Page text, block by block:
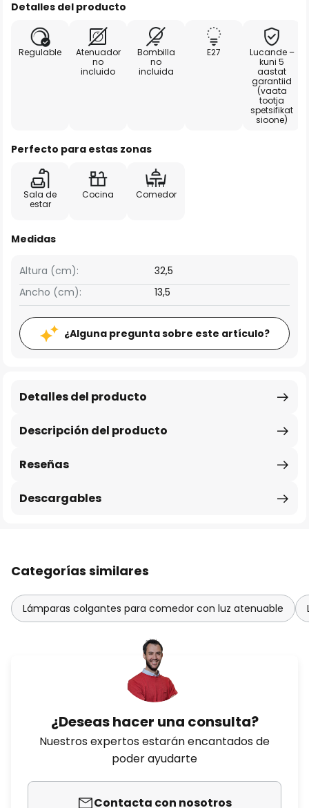
Detalles del producto
Regulable
Atenuador
no
incluido
Bombilla
no
incluida
E27
Lucande –
kuni 5
aastat
garantiid
(vaata
tootja
spetsifikat
sioone)
Perfecto para estas zonas
Sala de
estar
Cocina Comedor
Medidas
Ancho (cm): 13,5
Altura (cm): 32,5
¿Alguna pregunta sobre este artículo?
Descripción del producto
Detalles del producto
Reseñas
Descargables
Categorías similares
Lámparas colgantes para comedor con luz atenuable
¿Deseas hacer una consulta?
Nuestros expertos estarán encantados de
poder ayudarte
Contacta con nosotros